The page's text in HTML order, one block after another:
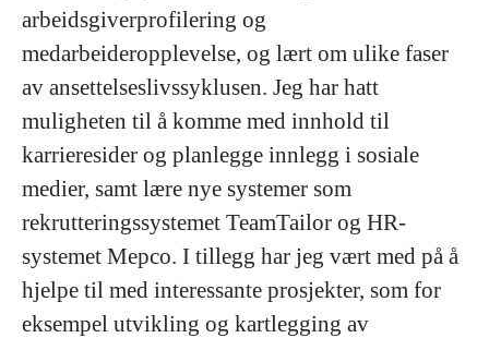
arbeidsgiverprofilering og
medarbeideropplevelse, og lært om ulike faser
av ansettelseslivssyklusen. Jeg har hatt
muligheten til å komme med innhold til
karrieresider og planlegge innlegg i sosiale
medier, samt lære nye systemer som
rekrutteringssystemet TeamTailor og HR-
systemet Mepco. I tillegg har jeg vært med på å
hjelpe til med interessante prosjekter, som for
eksempel utvikling og kartlegging av